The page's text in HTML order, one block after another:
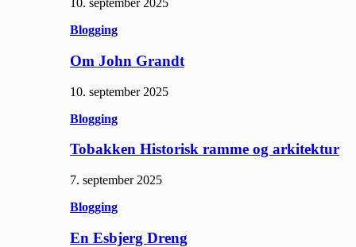
10. september 2025
Blogging
Om John Grandt
10. september 2025
Blogging
Tobakken Historisk ramme og arkitektur
7. september 2025
Blogging
En Esbjerg Dreng